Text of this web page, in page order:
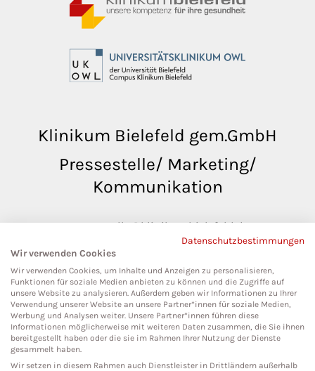
Klinikum Bielefeld gem.GmbH
Pressestelle/ Marketing/
Kommunikation
pressestelle@klinikumbielefeld.de
Teutoburger Str. 50
33604 Bielefeld
Social Media
Datenschutzbestimmungen
Wir verwenden Cookies
Wir verwenden Cookies, um Inhalte und Anzeigen zu personalisieren,
Funktionen für soziale Medien anbieten zu können und die Zugriffe auf
unsere Website zu analysieren. Außerdem geben wir Informationen zu Ihrer
Verwendung unserer Website an unsere Partner*innen für soziale Medien,
Werbung und Analysen weiter. Unsere Partner*innen führen diese
Informationen möglicherweise mit weiteren Daten zusammen, die Sie ihnen
bereitgestellt haben oder die sie im Rahmen Ihrer Nutzung der Dienste
gesammelt haben.
Wir setzen in diesem Rahmen auch Dienstleister in Drittländern außerhalb